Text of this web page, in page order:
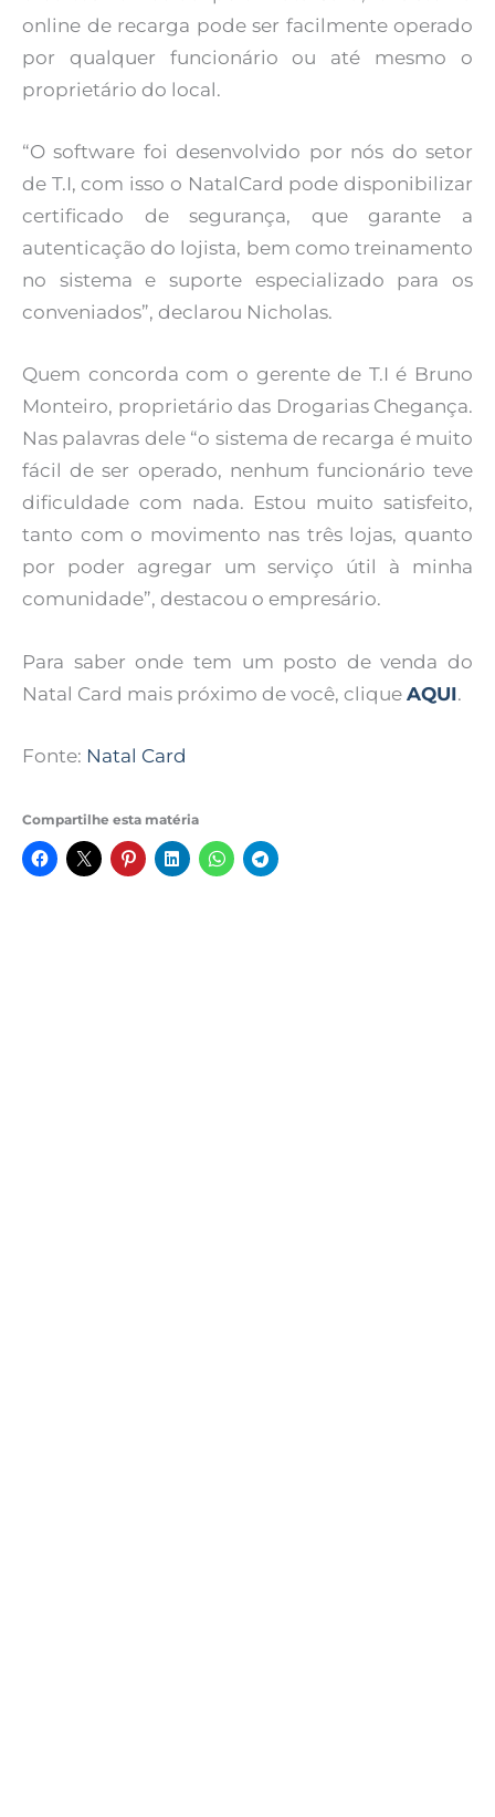
online de recarga pode ser facilmente operado
por qualquer funcionário ou até mesmo o
proprietário do local.
“O software foi desenvolvido por nós do setor
de T.I, com isso o NatalCard pode disponibilizar
certificado de segurança, que garante a
autenticação do lojista, bem como treinamento
no sistema e suporte especializado para os
conveniados”, declarou Nicholas.
Quem concorda com o gerente de T.I é Bruno
Monteiro, proprietário das Drogarias Chegança.
Nas palavras dele “o sistema de recarga é muito
fácil de ser operado, nenhum funcionário teve
dificuldade com nada. Estou muito satisfeito,
tanto com o movimento nas três lojas, quanto
por poder agregar um serviço útil à minha
comunidade”, destacou o empresário.
Para saber onde tem um posto de venda do
Natal Card mais próximo de você, clique AQUI.
Fonte: Natal Card
Compartilhe esta matéria